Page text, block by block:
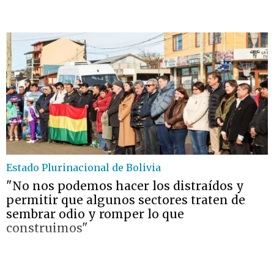
Estado Plurinacional de Bolivia
"No nos podemos hacer los distraídos y
permitir que algunos sectores traten de
sembrar odio y romper lo que
construimos"